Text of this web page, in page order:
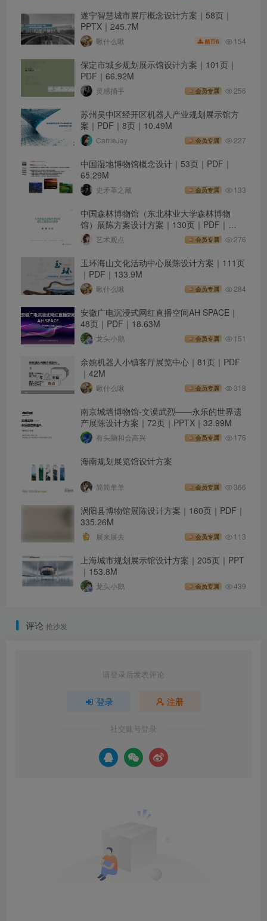
遂宁智慧城市展厅概念设计方案｜58页｜
PPTX｜245.7M
啾什么啾 酷币6 154
保定市城乡规划展示馆设计方案｜101页｜
PDF｜66.92M
灵感捕手 会员专属 256
苏州吴中区经开区机器人产业规划展示馆方
案｜PDF｜8页｜10.49M
CarrieJay 会员专属 227
中国湿地博物馆概念设计｜53页｜PDF｜
65.29M
史矛革之藏 会员专属 133
中国森林博物馆（东北林业大学森林博物
馆）展陈方案设计方案｜130页｜PDF｜
273.28M
艺术观点 会员专属 276
玉环海山文化活动中心展陈设计方案｜111页
｜PDF｜133.9M
啾什么啾 会员专属 284
安徽广电沉浸式网红直播空间AH SPACE｜
48页｜PDF｜18.63M
龙头小鹅 会员专属 151
余姚机器人小镇客厅展览中心｜81页｜PDF
｜42M
啾什么啾 会员专属 318
南京城墙博物馆-文谟武烈——永乐的世界遗
产展陈设计方案｜72页｜PPTX｜32.99M
有头脑和会高兴 会员专属 176
海南规划展览馆设计方案
简简单单 会员专属 366
涡阳县博物馆展陈设计方案｜160页｜PDF｜
335.26M
展来展去 会员专属 113
上海城市规划展示馆设计方案｜205页｜PPT
｜153.8M
龙头小鹅 会员专属 439
评论 抢沙发
请登录后发表评论
登录 注册
社交账号登录